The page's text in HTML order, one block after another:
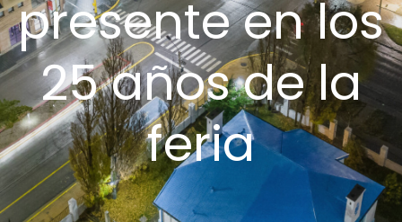
presente en los
25 años de la
feria